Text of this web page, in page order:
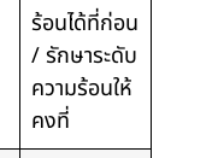
ร้อนได้ที่ก่อน
/ รักษาระดับ
ความร้อนให้
คงที่